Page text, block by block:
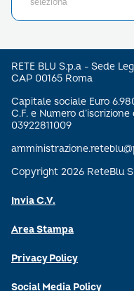
RETE BLU S.p.a - Sede
CAP 00165 Roma
Capitale sociale Euro
C.F. e Numero
03922811009
Copyright 2026 ReteBlu
Invia C.V.
Area Stampa
Privacy Policy
Social Media Policy